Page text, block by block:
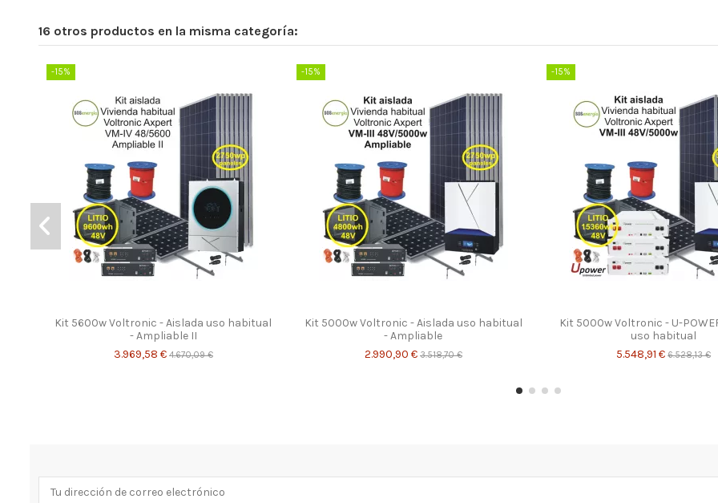
16 otros productos en la misma categoría:
-15%
Kit 5600w Voltronic - Aislada uso habitual
- Ampliable II
3.969,58 € 4.670,09 €
-15%
Kit 5000w Voltronic - Aislada uso habitual
- Ampliable
2.990,90 € 3.518,70 €
-15%
Kit 5000w Voltronic - U-
uso habitual
5.548,91 €6.528,13 €